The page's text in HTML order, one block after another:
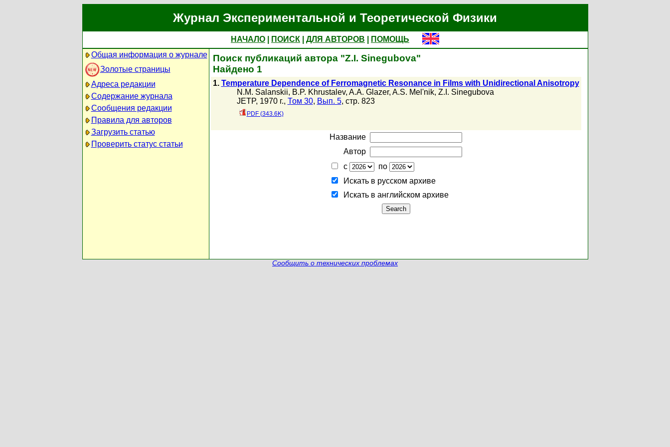
Журнал Экспериментальной и Теоретической Физики
НАЧАЛО ПОИСК ДЛЯ АВТОРОВ
ПОМОЩЬ
Общая информация о журнале
Золотые страницы
Адреса редакции
Содержание журнала
Сообщения редакции
Правила для авторов
Загрузить статью
Проверить статус статьи
Поиск публикаций автора "Z.I. Sinegubova"
Найдено 1
1. Temperature Dependence of Ferromagnetic Resonance in Films with Unidirectional Anisotropy
N.M. Salanskii, B.P. Khrustalev, A.A. Glazer, A.S. Mel'nik, Z.I. Sinegubova
JETP, 1970 г., Том 30, Вып. 5, стр. 823
PDF (343.6K)
Название
Автор
с
по
Искать в русском архиве
Искать в английском архиве
Сообщить о технических проблемах